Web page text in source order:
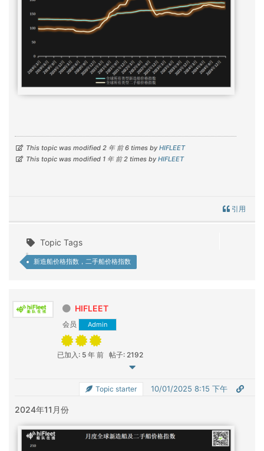
This topic was modified 2 年 前 6 times byHIFLEET
This topic was modified 1 年 前 2 times byHIFLEET
引用
Topic Tags
新造船价格指数，二手船价格指数
HIFLEET
会员 Admin
已加入: 5 年 前 帖子: 2192
Topic starter 10/01/2025 8:15 下午
2024年11月份